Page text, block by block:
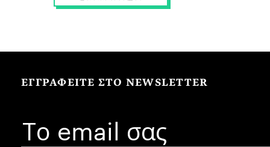
ΕΓΓΡΑΦΕΙΤΕ ΣΤΟ NEWSLETTER